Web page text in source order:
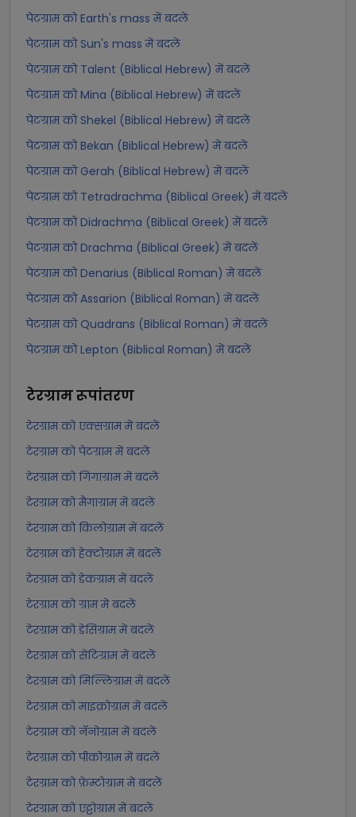
पेटग्राम को Earth's mass में बदलें
पेटग्राम को Sun's mass में बदलें
पेटग्राम को Talent (Biblical Hebrew) में बदलें
पेटग्राम को Mina (Biblical Hebrew) में बदलें
पेटग्राम को Shekel (Biblical Hebrew) में बदलें
पेटग्राम को Bekan (Biblical Hebrew) में बदलें
पेटग्राम को Gerah (Biblical Hebrew) में बदलें
पेटग्राम को Tetradrachma (Biblical Greek) में बदलें
पेटग्राम को Didrachma (Biblical Greek) में बदलें
पेटग्राम को Drachma (Biblical Greek) में बदलें
पेटग्राम को Denarius (Biblical Roman) में बदलें
पेटग्राम को Assarion (Biblical Roman) में बदलें
पेटग्राम को Quadrans (Biblical Roman) में बदलें
पेटग्राम को Lepton (Biblical Roman) में बदलें
टेरग्रामरूपांतरण
टेरग्राम को एक्सग्राम में बदलें
टेरग्राम को पेटग्राम में बदलें
टेरग्राम को गिगाग्राम में बदलें
टेरग्राम को मैगाग्राम में बदलें
टेरग्राम को किलोग्राम में बदलें
टेरग्राम को हेक्टोग्राम में बदलें
टेरग्राम को डेकग्राम में बदलें
टेरग्राम को ग्राम में बदलें
टेरग्राम को डेसिग्राम में बदलें
टेरग्राम को सेंटिग्राम में बदलें
टेरग्राम को मिल्लिग्राम में बदलें
टेरग्राम को माइक्रोग्राम में बदलें
टेरग्राम को नॅनोग्राम में बदलें
टेरग्राम को पीकोग्राम में बदलें
टेरग्राम को फ़ेम्टोग्राम में बदलें
टेरग्राम को एट्टोग्राम में बदलें